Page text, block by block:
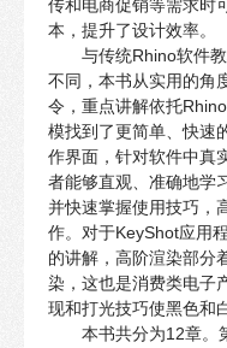
传和电商促销等需求时
本，提升了设计效率。
与传统Rhino软件
不同，本书从实用的角
令，重点讲解依托
模找到了更简单、快速
作界面，针对软件中真
者能够直观、准确地学
并快速掌握使用技巧，
作。对于KeyShot应用
的讲解，高阶渲染部分
染，这也是消费类电子
现和打光技巧使黑色和
本书共分为12章。